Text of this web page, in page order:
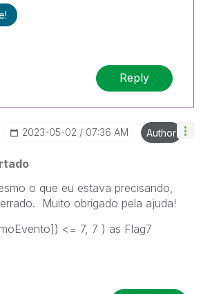
Reply
‎2023-05-02 07:36 AM Author
o que eu estava precisando,
Muito obrigado pela ajuda!
]) <= 7, 7 ) as Flag7